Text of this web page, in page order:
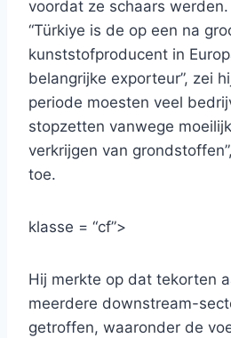
voordat ze schaars werden.
“Türkiye is de op een na
kunststofproducent in
belangrijke exporteur”, zei
periode moesten veel
stopzetten vanwege
verkrijgen van
toe.
klasse = “cf”>
Hij merkte op dat tekorten
meerdere downstream-
getroffen, waaronder de